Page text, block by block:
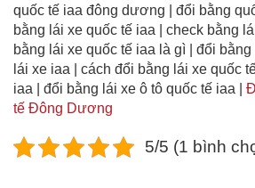
quốc tế iaa đông dương | đổi bằng
bằng lái xe quốc tế iaa | check bằng
bằng lái xe quốc tế iaa là gì | đổi
lái xe iaa | cách đổi bằng lái xe quốc
iaa | đổi bằng lái xe ô tô quốc tế iaa |
tế Đông Dương
5/5 (1 bình